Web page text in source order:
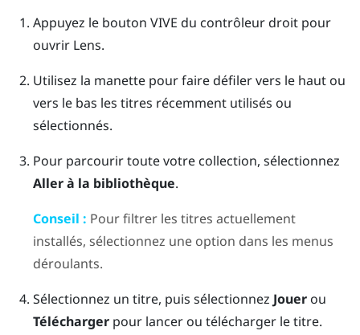
Appuyez le bouton VIVE du contrôleur droit pour
ouvrir Lens.
Utilisez la manette pour faire défiler vers le haut ou
vers le bas les titres récemment utilisés ou
sélectionnés.
Pour parcourir toute votre collection, sélectionnez
Aller à la bibliothèque.
Conseil : Pour filtrer les titres actuellement
installés, sélectionnez une option dans les menus
déroulants.
Sélectionnez un titre, puis sélectionnez Jouerou
Téléchargerpour lancer ou télécharger le titre.